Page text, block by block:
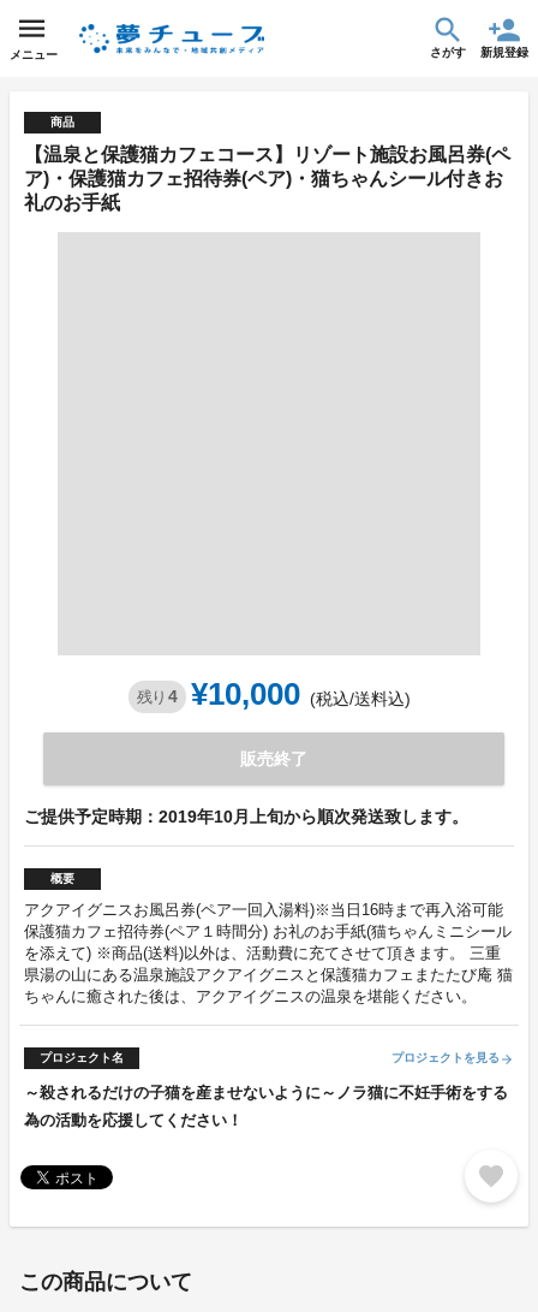
メニュー さがす 新規登録
商品
【温泉と保護猫カフェコース】リゾート施設お風呂券(ペ
ア)・保護猫カフェ招待券(ペア)・猫ちゃんシール付きお
礼のお手紙
残り 4 ¥10,000 (税込/送料込)
販売終了
ご提供予定時期：2019年10月上旬から順次発送致します。
概要
アクアイグニスお風呂券(ペア一回入湯料)※当日16時まで再入浴可能
保護猫カフェ招待券(ペア１時間分) お礼のお手紙(猫ちゃんミニシール
を添えて) ※商品(送料)以外は、活動費に充てさせて頂きます。 三重
県湯の山にある温泉施設アクアイグニスと保護猫カフェまたたび庵 猫
ちゃんに癒された後は、アクアイグニスの温泉を堪能ください。
プロジェクト名 プロジェクトを見る arrow_forward
～殺されるだけの子猫を産ませないように～ノラ猫に不妊手術をする
為の活動を応援してください！
favorite
この商品について